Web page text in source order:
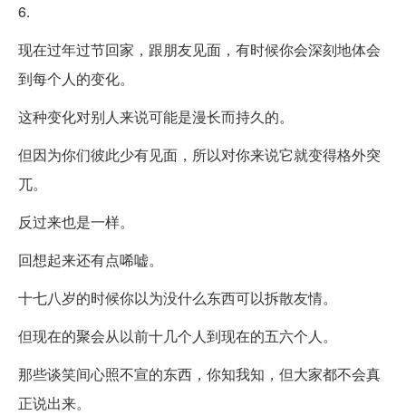
6.
现在过年过节回家，跟朋友见面，有时候你会深刻地体会
到每个人的变化。
这种变化对别人来说可能是漫长而持久的。
但因为你们彼此少有见面，所以对你来说它就变得格外突
兀。
反过来也是一样。
回想起来还有点唏嘘。
十七八岁的时候你以为没什么东西可以拆散友情。
但现在的聚会从以前十几个人到现在的五六个人。
那些谈笑间心照不宣的东西，你知我知，但大家都不会真
正说出来。